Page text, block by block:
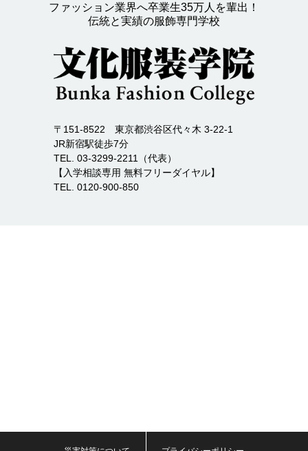
ファッション業界へ卒業生35万人を輩出！
伝統と実績の服飾専門学校
〒151-8522 東京都渋谷区代々木 3-22-1
JR新宿駅徒歩7分
TEL. 03-3299-2211（代表）
【入学相談専用 無料フリーダイヤル】
TEL. 0120-900-850